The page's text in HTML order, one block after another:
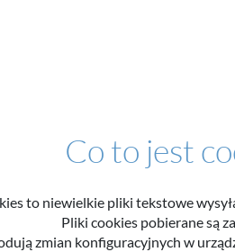
Co to jest
to niewielkie pliki tekstowe
Pliki cookies pobierane są
zmian konfiguracyjnych w